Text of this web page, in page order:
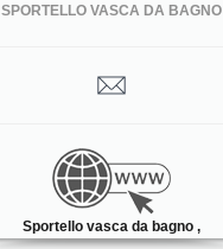
SPORTELLO VASCA DA BAGNO
Sportello vasca da bagno ,